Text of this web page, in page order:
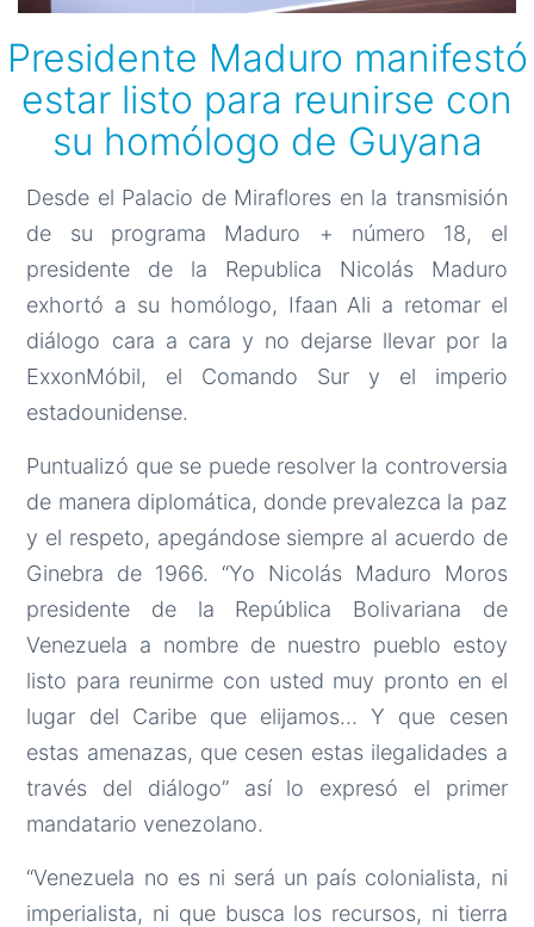
Presidente Maduro manifestó
estar listo para reunirse con
su homólogo de Guyana
Desde el Palacio de Miraflores en la transmisión
de su programa Maduro + número 18, el
presidente de la Republica Nicolás Maduro
exhortó a su homólogo, Ifaan Ali a retomar el
diálogo cara a cara y no dejarse llevar por la
ExxonMóbil, el Comando Sur y el imperio
estadounidense.
Puntualizó que se puede resolver la controversia
de manera diplomática, donde prevalezca la paz
y el respeto, apegándose siempre al acuerdo de
Ginebra de 1966. “Yo Nicolás Maduro Moros
presidente de la República Bolivariana de
Venezuela a nombre de nuestro pueblo estoy
listo para reunirme con usted muy pronto en el
lugar del Caribe que elijamos… Y que cesen
estas amenazas, que cesen estas ilegalidades a
través del diálogo” así lo expresó el primer
mandatario venezolano.
“Venezuela no es ni será un país colonialista, ni
imperialista, ni que busca los recursos, ni tierra